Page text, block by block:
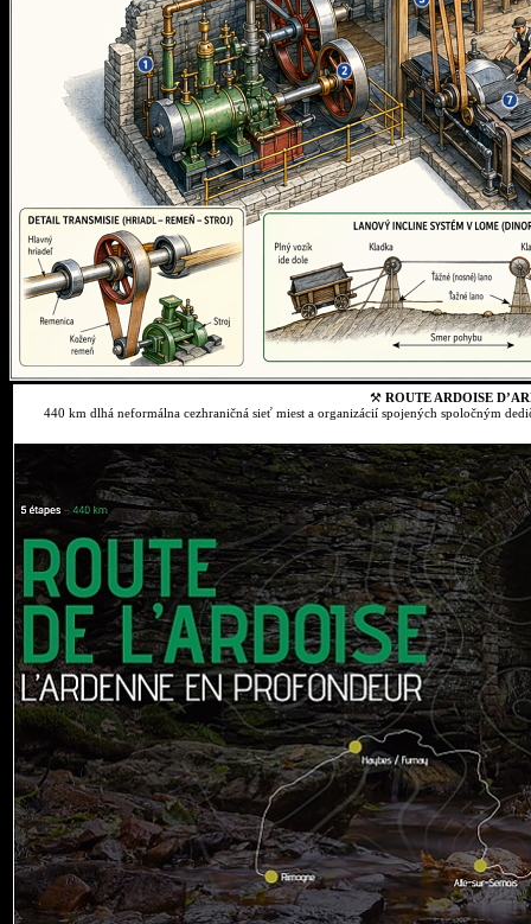
⚒ ROUTE ARDOISE
440 km dlhá neformálna cezhraničná sieť miest a organizácií spojených spoločným